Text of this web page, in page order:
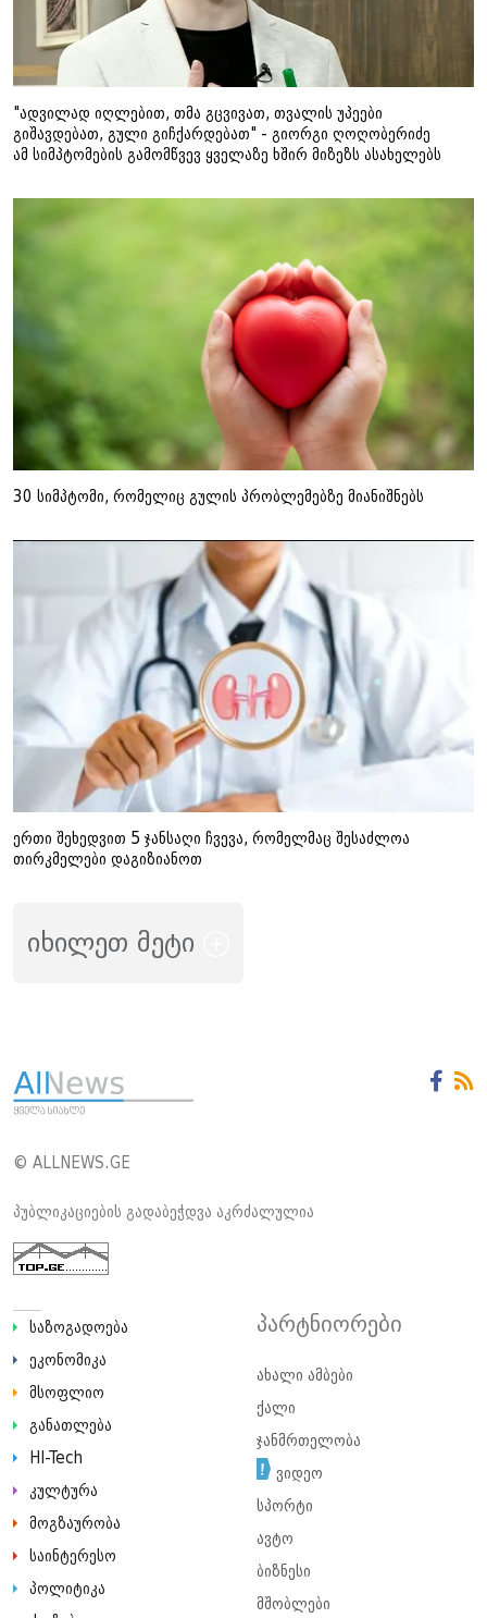
"ადვილად იღლებით, თმა გცვივათ, თვალის უპეები
გიშავდებათ, გული გიჩქარდებათ" - გიორგი ღოღობერიძე
ამ სიმპტომების გამომწვევ ყველაზე ხშირ მიზეზს ასახელებს
30 სიმპტომი, რომელიც გულის პრობლემებზე მიანიშნებს
ერთი შეხედვით 5 ჯანსაღი ჩვევა, რომელმაც შესაძლოა
თირკმელები დაგიზიანოთ
იხილეთ მეტი
© ALLNEWS.GE
პუბლიკაციების გადაბეჭდვა აკრძალულია
საზოგადოება
ეკონომიკა
მსოფლიო
განათლება
HI-Tech
კულტურა
მოგზაურობა
საინტერესო
პოლიტიკა
პარტნიორები
ახალი ამბები
ქალი
ჯანმრთელობა
ვიდეო
სპორტი
ავტო
ბიზნესი
მშობლები